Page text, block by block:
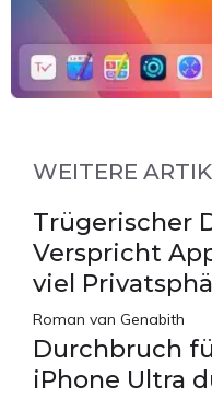
WEITERE
Trügerischer
Verspricht
viel
Roman van Genabith
Durchbruch
iPhone Ultra